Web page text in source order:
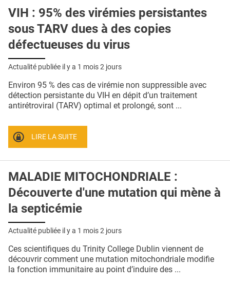
VIH : 95% des virémies persistantes
sous TARV dues à des copies
défectueuses du virus
Actualité publiée il y a 1 mois 2 jours
Environ 95 % des cas de virémie non suppressible avec
détection persistante du VIH en dépit d’un traitement
antirétroviral (TARV) optimal et prolongé, sont ...
LIRE LA SUITE
MALADIE MITOCHONDRIALE :
Découverte d'une mutation qui mène à
la septicémie
Actualité publiée il y a 1 mois 2 jours
Ces scientifiques du Trinity College Dublin viennent de
découvrir comment une mutation mitochondriale modifie
la fonction immunitaire au point d’induire des ...